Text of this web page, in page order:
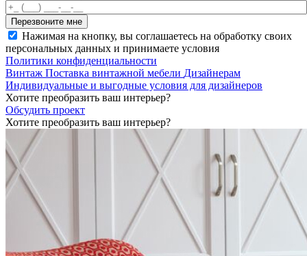
Нажимая на кнопку, вы соглашаетесь на обработку своих
персональных данных и принимаете условия
Политики конфиденциальности
Винтаж Поставка винтажной мебели Дизайнерам
Индивидуальные и выгодные условия для дизайнеров
Хотите преобразить ваш интерьер?
Обсудить проект
Хотите преобразить ваш интерьер?